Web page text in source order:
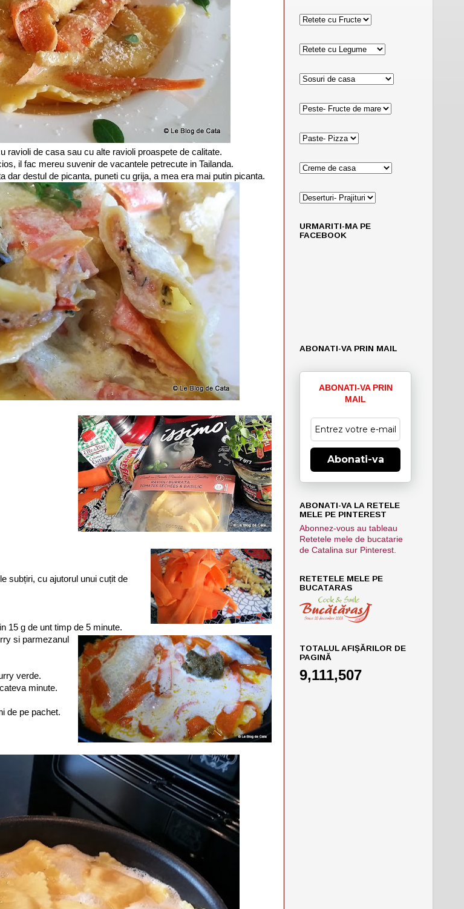
ravioli de casa sau cu alte ravioli proaspete de calitate.
il fac mereu suvenir de vacantele petrecute in Tailanda.
dar destul de picanta, puneti cu grija, a mea era mai putin picanta.
subțiri, cu ajutorul unui cuțit de
15 g de unt timp de 5 minute.
si parmezanul
verde.
minute.
de pe pachet.
URMARITI-MA PE
FACEBOOK
ABONATI-VA PRIN MAIL
ABONATI-VA PRIN
MAIL
Abonati-va
ABONATI-VA LA RETELE
MELE PE PINTEREST
Abonnez-vous au tableau
Retetele mele de bucatarie
de Catalina sur Pinterest.
RETETELE MELE PE
BUCATARAS
TOTALUL AFIȘĂRILOR DE
PAGINĂ
9,111,507